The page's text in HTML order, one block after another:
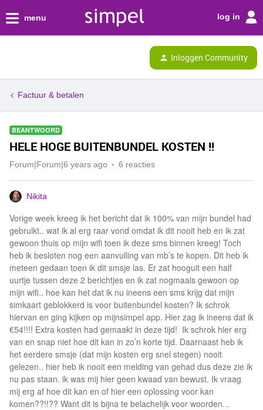
menu log in
Inloggen Community
Factuur & betalen
BEANTWOORD
HELE HOGE BUITENBUNDEL KOSTEN !!
Forum|Forum|6 years ago 6 reacties
Nikita
Vorige week kreeg ik het bericht dat ik 100% van mijn bundel had
gebruikt.. wat ik al erg raar vond omdat ik dit nooit heb en ik zat
gewoon thuis op mijn wifi toen ik deze sms binnen kreeg! Toch
heb ik besloten nog een aanvulling van mb’s te kopen. Dit heb ik
meteen gedaan toen ik dit smsje las. Er zat hooguit een half
uurtje tussen deze 2 berichtjes en ik zat nogmaals gewoon op
mijn wifi.. hoe kan het dat ik nu ineens een sms krijg dat mijn
simkaart geblokkerd is voor buitenbundel kosten? Ik schrok
hiervan en ging kijken op mijnsimpel app. Hier zag ik ineens dat ik
€54!!!! Extra kosten had gemaakt in deze tijd! Ik schrok hier erg
van en snap niet hoe dit kan in zo’n korte tijd. Daarnaast heb ik
het eerdere smsje (dat mijn kosten erg snel stegen) nooit
gelezen.. hier heb ik nooit een melding van gehad dus deze zie ik
nu pas staan. ik was mij hier geen kwaad van bewust. Ik vraag
mij erg af hoe dit kan en of hier een oplossing voor kan
komen??!!?? Want dit is bijna te belachelijk voor woorden...